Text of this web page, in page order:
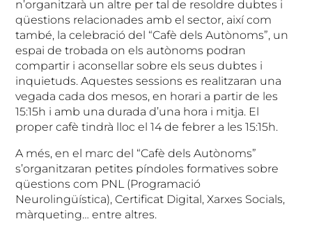
n’organitzarà un altre per tal de resoldre dubtes i
qüestions relacionades amb el sector, així com
també, la celebració del “Cafè dels Autònoms”, un
espai de trobada on els autònoms podran
compartir i aconsellar sobre els seus dubtes i
inquietuds. Aquestes sessions es realitzaran una
vegada cada dos mesos, en horari a partir de les
15:15h i amb una durada d’una hora i mitja. El
proper cafè tindrà lloc el 14 de febrer a les 15:15h.
A més, en el marc del “Cafè dels Autònoms”
s’organitzaran petites píndoles formatives sobre
qüestions com PNL (Programació
Neurolingüística), Certificat Digital, Xarxes Socials,
màrqueting… entre altres.